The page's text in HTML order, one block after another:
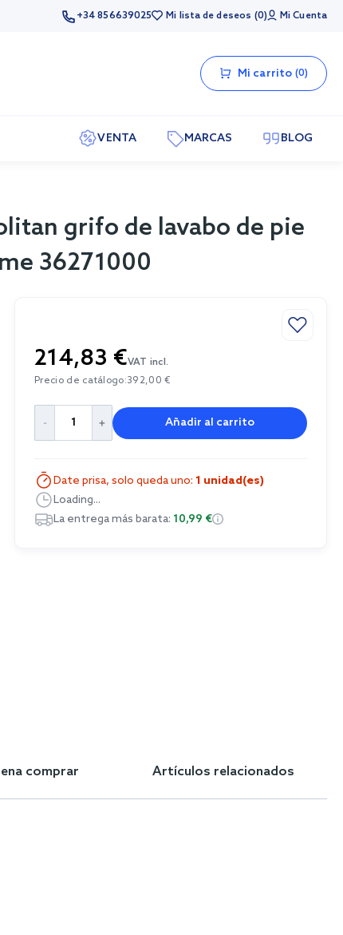
+34 856639025 Mi lista de deseos 0 Mi Cuenta
Mi carrito 0
VENTA MARCAS BLOG
grifo de lavabo de pie
36271000
214,83 €VAT incl.
Precio de catálogo:392,00 €
Añadir al carrito
Date prisa, solo queda uno: 1 unidad(es)
Loading...
La entrega más barata: 10,99 €
comprar Artículos relacionados